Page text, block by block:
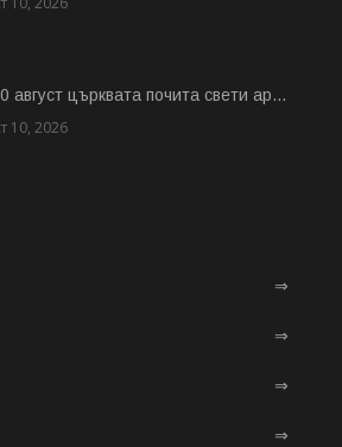
август църквата почита свети ар...
10, 2026
⇒
⇒
⇒
⇒